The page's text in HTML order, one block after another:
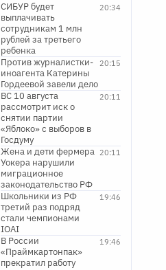
20:34
СИБУР будет
выплачивать
сотрудникам 1 млн
рублей за третьего
ребенка
20:15
Против журналистки-
иноагента Катерины
Гордеевой завели дело
20:11
ВС 10 августа
рассмотрит иск о
снятии партии
«Яблоко» с выборов в
Госдуму
20:11
Жена и дети фермера
Уокера нарушили
миграционное
законодательство РФ
19:46
Школьники из РФ
третий раз подряд
стали чемпионами
IOAI
19:46
В России
«Праймкартонпак»
прекратил работу